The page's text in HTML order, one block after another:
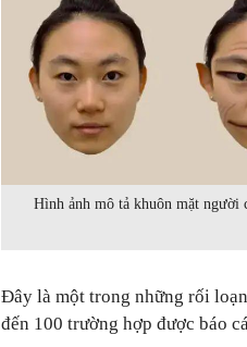
Hình ảnh mô tả khuôn mặt người
Đây là một trong những rối
đến 100 trường hợp được báo